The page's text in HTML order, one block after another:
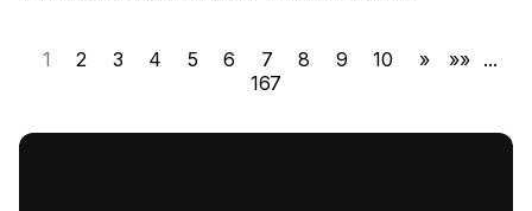
1 2 3 4 5 6 7 8 9 10 » »» ...
167